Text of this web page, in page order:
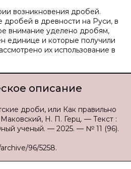
возникновения дробей.
дробей в древности на Руси, в
внимание уделено дробям,
единице и которые получили
их использование в
описание
дроби, или Как правильно
Н. П. Герц. — Текст :
ученый. — 2025. — № 11 (96).
96/5258.